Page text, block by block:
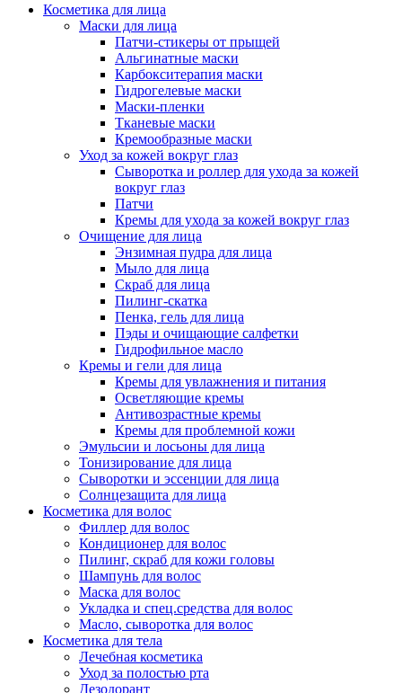
Косметика для лица
Маски для лица
Патчи-стикеры от прыщей
Альгинатные маски
Карбокситерапия маски
Гидрогелевые маски
Маски-пленки
Тканевые маски
Кремообразные маски
Уход за кожей вокруг глаз
Сыворотка и роллер для ухода за кожей
вокруг глаз
Патчи
Кремы для ухода за кожей вокруг глаз
Очищение для лица
Энзимная пудра для лица
Мыло для лица
Скраб для лица
Пилинг-скатка
Пенка, гель для лица
Пэды и очищающие салфетки
Гидрофильное масло
Кремы и гели для лица
Кремы для увлажнения и питания
Осветляющие кремы
Антивозрастные кремы
Кремы для проблемной кожи
Эмульсии и лосьоны для лица
Тонизирование для лица
Сыворотки и эссенции для лица
Солнцезащита для лица
Косметика для волос
Филлер для волос
Кондиционер для волос
Пилинг, скраб для кожи головы
Шампунь для волос
Маска для волос
Укладка и спец.средства для волос
Масло, сыворотка для волос
Косметика для тела
Лечебная косметика
Уход за полостью рта
Дезодорант